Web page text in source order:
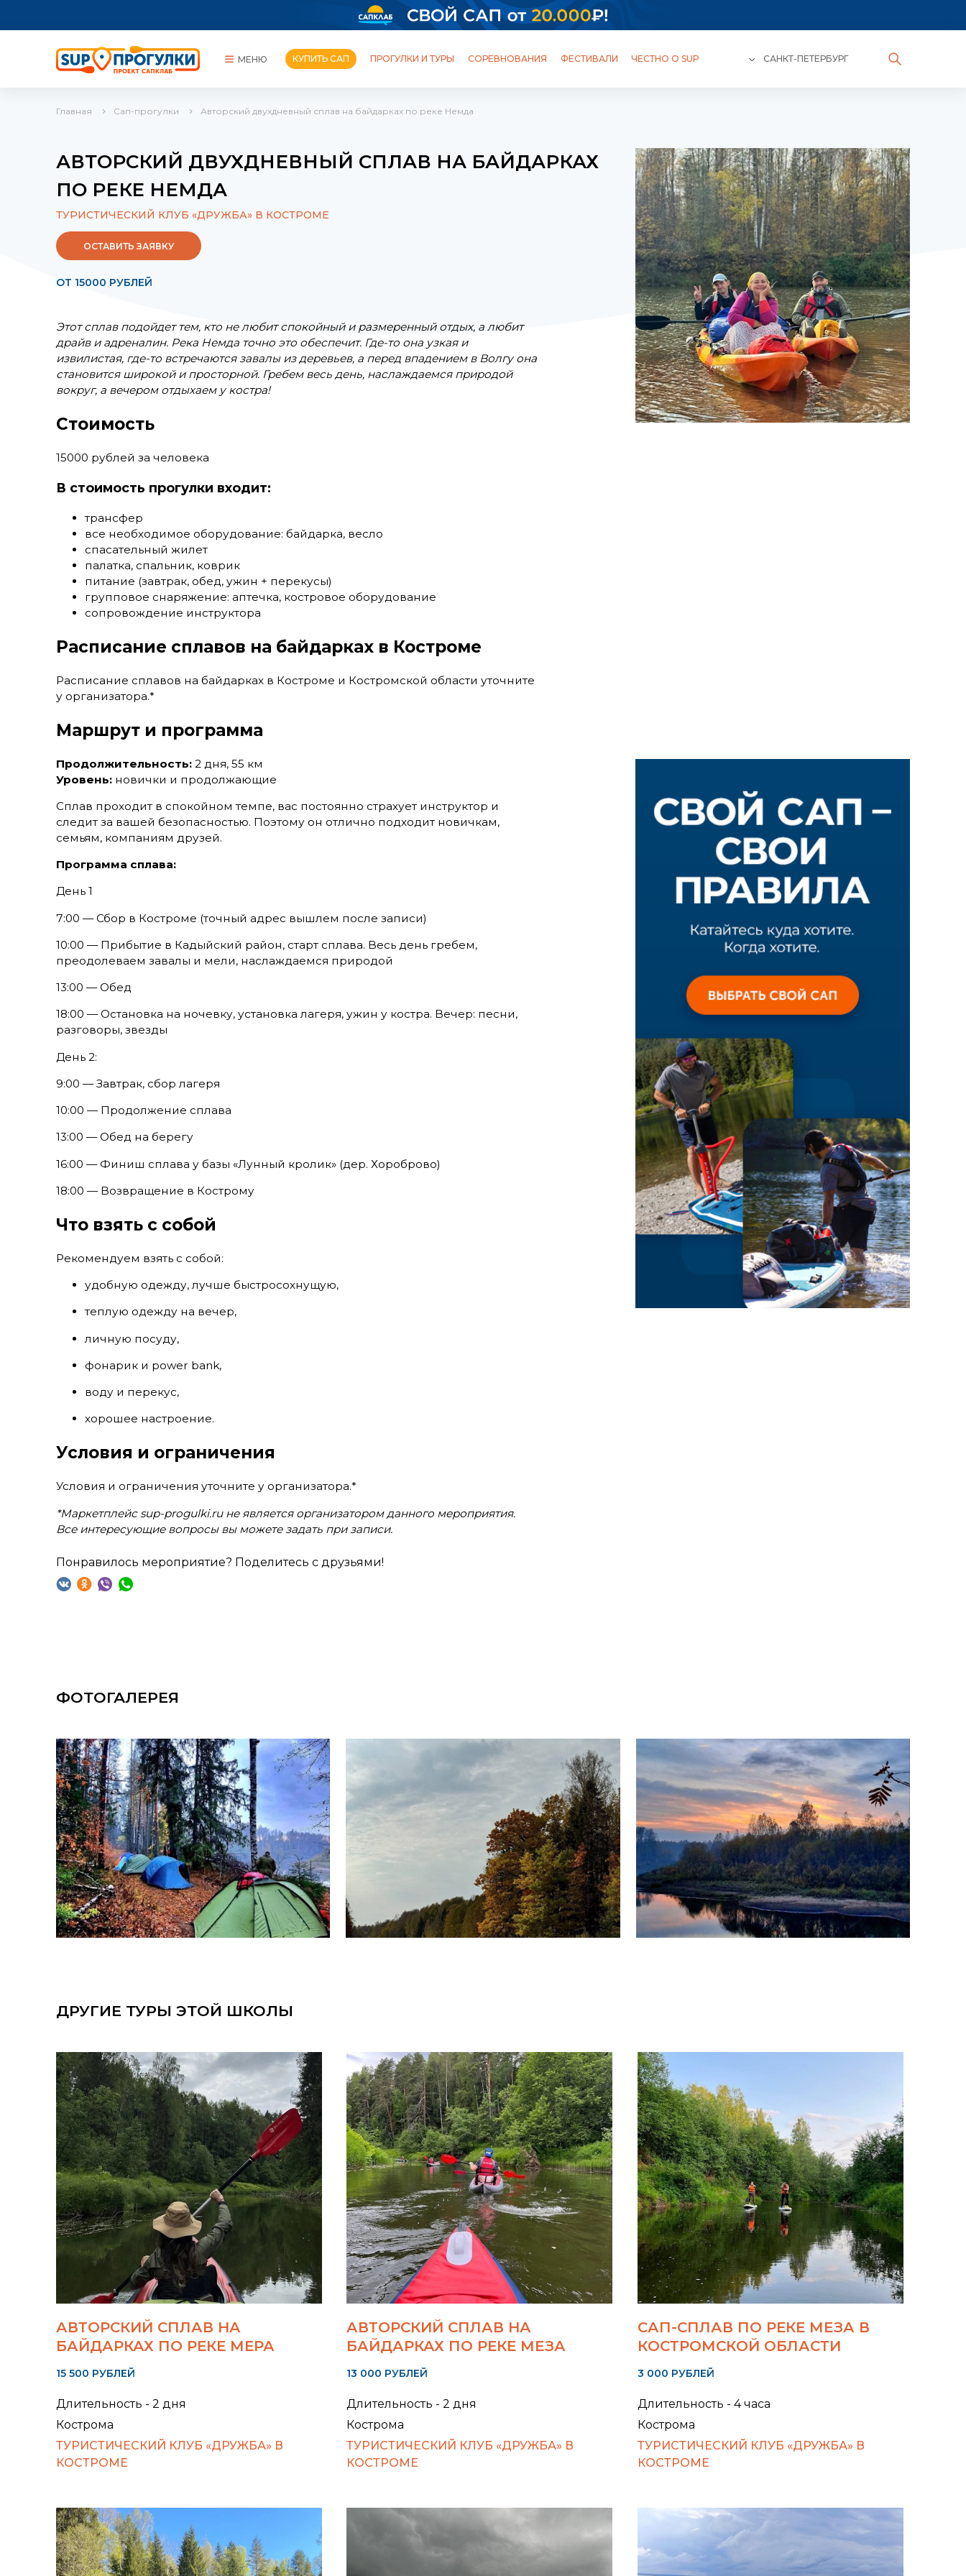
МЕНЮ
КУПИТЬ САП ОБУЧЕНИЕ ШКОЛЫ И СТАНЦИИ
СОРЕВНОВАНИЯ
КУПИТЬ САП ПРОГУЛКИ И ТУРЫ СОРЕВНОВАНИЯ ФЕСТИВАЛИ ЧЕСТНО О SUP САНКТ-ПЕТЕРБУРГ
Главная Сап-прогулки Авторский двухдневный сплав на байдарках по реке Немда
АВТОРСКИЙ ДВУХДНЕВНЫЙ СПЛАВ НА БАЙДАРКАХ
ПО РЕКЕ НЕМДА
ТУРИСТИЧЕСКИЙ КЛУБ «ДРУЖБА» В КОСТРОМЕ
ОСТАВИТЬ ЗАЯВКУ
ОТ 15000 РУБЛЕЙ
Этот сплав подойдет тем, кто не любит спокойный и размеренный отдых, а любит
драйв и адреналин. Река Немда точно это обеспечит. Где-то она узкая и
извилистая, где-то встречаются завалы из деревьев, а перед впадением в Волгу она
становится широкой и просторной. Гребем весь день, наслаждаемся природой
вокруг, а вечером отдыхаем у костра!
Стоимость
15000 рублей за человека
В стоимость прогулки входит:
трансфер
все необходимое оборудование: байдарка, весло
спасательный жилет
палатка, спальник, коврик
питание (завтрак, обед, ужин + перекусы)
групповое снаряжение: аптечка, костровое оборудование
сопровождение инструктора
Расписание сплавов на байдарках в Костроме
Расписание сплавов на байдарках в Костроме и Костромской области уточните
у организатора.*
Маршрут и программа
Продолжительность: 2 дня, 55 км
Уровень: новички и продолжающие
Сплав проходит в спокойном темпе, вас постоянно страхует инструктор и
следит за вашей безопасностью. Поэтому он отлично подходит новичкам,
семьям, компаниям друзей.
Программа сплава:
День 1
7:00 — Сбор в Костроме (точный адрес вышлем после записи)
10:00 — Прибытие в Кадыйский район, старт сплава. Весь день гребем,
преодолеваем завалы и мели, наслаждаемся природой
13:00 — Обед
18:00 — Остановка на ночевку, установка лагеря, ужин у костра. Вечер: песни,
разговоры, звезды
День 2:
9:00 — Завтрак, сбор лагеря
10:00 — Продолжение сплава
13:00 — Обед на берегу
16:00 — Финиш сплава у базы «Лунный кролик» (дер. Хороброво)
18:00 — Возвращение в Кострому
Что взять с собой
Рекомендуем взять с собой:
удобную одежду, лучше быстросохнущую,
теплую одежду на вечер,
личную посуду,
фонарик и power bank,
воду и перекус,
хорошее настроение.
Условия и ограничения
Условия и ограничения уточните у организатора.*
*Маркетплейс sup-progulki.ru не является организатором данного мероприятия.
Все интересующие вопросы вы можете задать при записи.
Понравилось мероприятие? Поделитесь с друзьями!
ФОТОГАЛЕРЕЯ
ДРУГИЕ ТУРЫ ЭТОЙ ШКОЛЫ
АВТОРСКИЙ СПЛАВ НА
БАЙДАРКАХ ПО РЕКЕ МЕРА
15 500 РУБЛЕЙ
Длительность - 2 дня
Кострома
ТУРИСТИЧЕСКИЙ КЛУБ «ДРУЖБА» В
КОСТРОМЕ
АВТОРСКИЙ СПЛАВ НА
БАЙДАРКАХ ПО РЕКЕ МЕЗА
13 000 РУБЛЕЙ
Длительность - 2 дня
Кострома
ТУРИСТИЧЕСКИЙ КЛУБ «ДРУЖБА» В
КОСТРОМЕ
САП-СПЛАВ ПО РЕКЕ МЕЗА В
КОСТРОМСКОЙ ОБЛАСТИ
3 000 РУБЛЕЙ
Длительность - 4 часа
Кострома
ТУРИСТИЧЕСКИЙ КЛУБ «ДРУЖБА» В
КОСТРОМЕ